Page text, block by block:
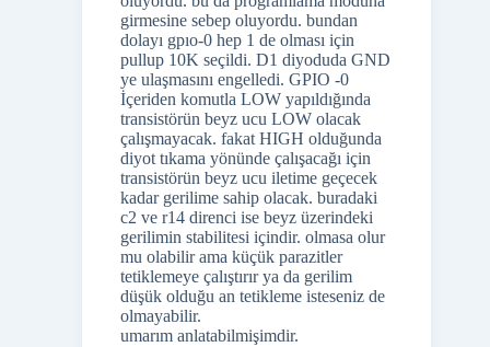
girmesine sebep oluyordu. bundan
dolayı gpıo-0 hep 1 de olması için
pullup 10K seçildi. D1 diyoduda GND
ye ulaşmasını engelledi. GPIO -0
İçeriden komutla LOW yapıldığında
transistörün beyz ucu LOW olacak
çalışmayacak. fakat HIGH olduğunda
diyot tıkama yönünde çalışacağı için
transistörün beyz ucu iletime geçecek
kadar gerilime sahip olacak. buradaki
c2 ve r14 direnci ise beyz üzerindeki
gerilimin stabilitesi içindir. olmasa olur
mu olabilir ama küçük parazitler
tetiklemeye çalıştırır ya da gerilim
düşük olduğu an tetikleme isteseniz de
olmayabilir.
umarım anlatabilmişimdir.